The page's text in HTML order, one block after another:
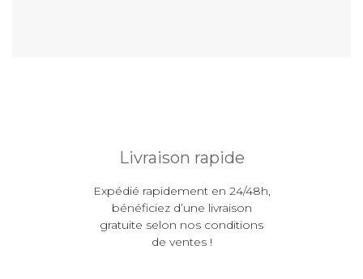
Livraison rapide
Expédié rapidement en 24/48h,
bénéficiez d’une livraison
gratuite selon nos conditions
de ventes !